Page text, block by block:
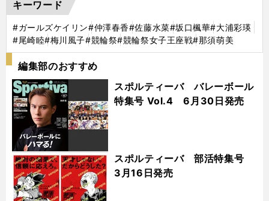
キーワード
#ガールズケイリン#仲澤春香#佐藤水菜#坂口楓華#大浦彩瑛
#尾崎睦#梅川風子#競輪祭#競輪祭女子王座戦#那須萌美
編集部のおすすめ
スポルティーバ バレーボール
特集号 Vol.4 6月30日発売
スポルティーバ 部活特集号
3月16日発売